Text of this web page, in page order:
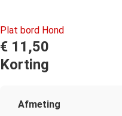
Plat bord Hond
€ 11,50
Korting
Afmeting